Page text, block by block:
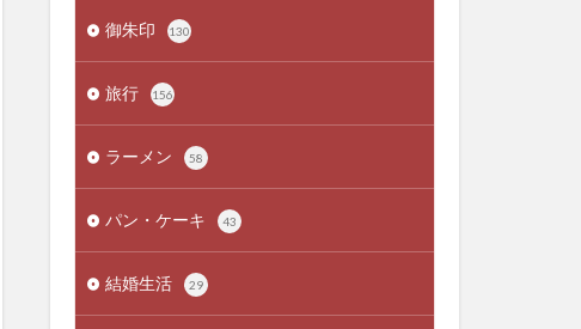
御朱印 130
旅行 156
ラーメン 58
パン・ケーキ 43
結婚生活 29